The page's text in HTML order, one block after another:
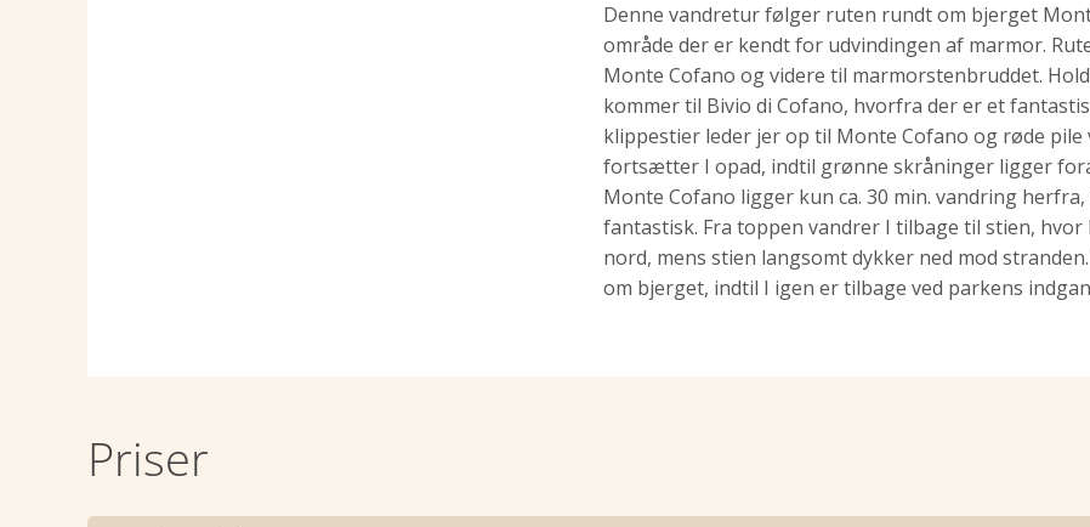
Denne vandretur følger ruten rundt om bjerget
område der er kendt for udvindingen af marmor.
Monte Cofano og videre til marmorstenbruddet.
kommer til Bivio di Cofano, hvorfra der er et
klippestier leder jer op til Monte Cofano og røde pile
fortsætter I opad, indtil grønne skråninger ligger
Monte Cofano ligger kun ca. 30 min. vandring
fantastisk. Fra toppen vandrer I tilbage til stien,
nord, mens stien langsomt dykker ned mod
om bjerget, indtil I igen er tilbage ved parkens
Priser